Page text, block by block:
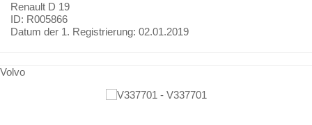
Renault D 19
ID: R005866
Datum der 1. Registrierung: 02.01.2019
Volvo